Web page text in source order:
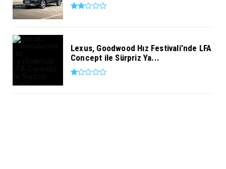
Lexus, Goodwood Hız Festivali’nde LFA
Concept ile Sürpriz Ya...